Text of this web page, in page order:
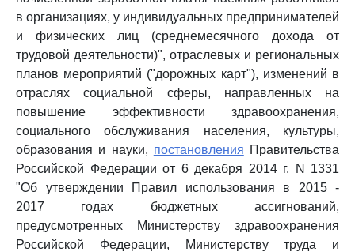
в организациях, у индивидуальных предпринимателей
и физических лиц (среднемесячного дохода от
трудовой деятельности)", отраслевых и региональных
планов мероприятий ("дорожных карт"), изменений в
отраслях социальной сферы, направленных на
повышение эффективности здравоохранения,
социального обслуживания населения, культуры,
образования и науки, постановления Правительства
Российской Федерации от 6 декабря 2014 г. N 1331
"Об утверждении Правил использования в 2015 -
2017 годах бюджетных ассигнований,
предусмотренных Министерству здравоохранения
Российской Федерации, Министерству труда и